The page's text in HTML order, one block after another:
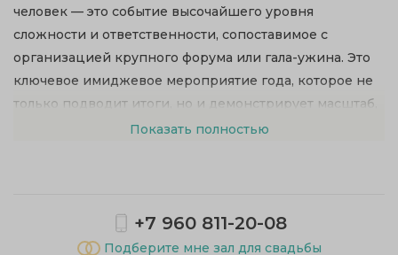
человек — это событие высочайшего уровня
сложности и ответственности, сопоставимое с
организацией крупного форума или гала-ужина. Это
ключевое имиджевое мероприятие года, которое не
только подводит итоги, но и демонстрирует масштаб,
стабильность и статус компании. Безупречная
Ключевые аспекты праздника
Показать полностью
+7 960 811-20-08
Подберите мне зал для свадьбы